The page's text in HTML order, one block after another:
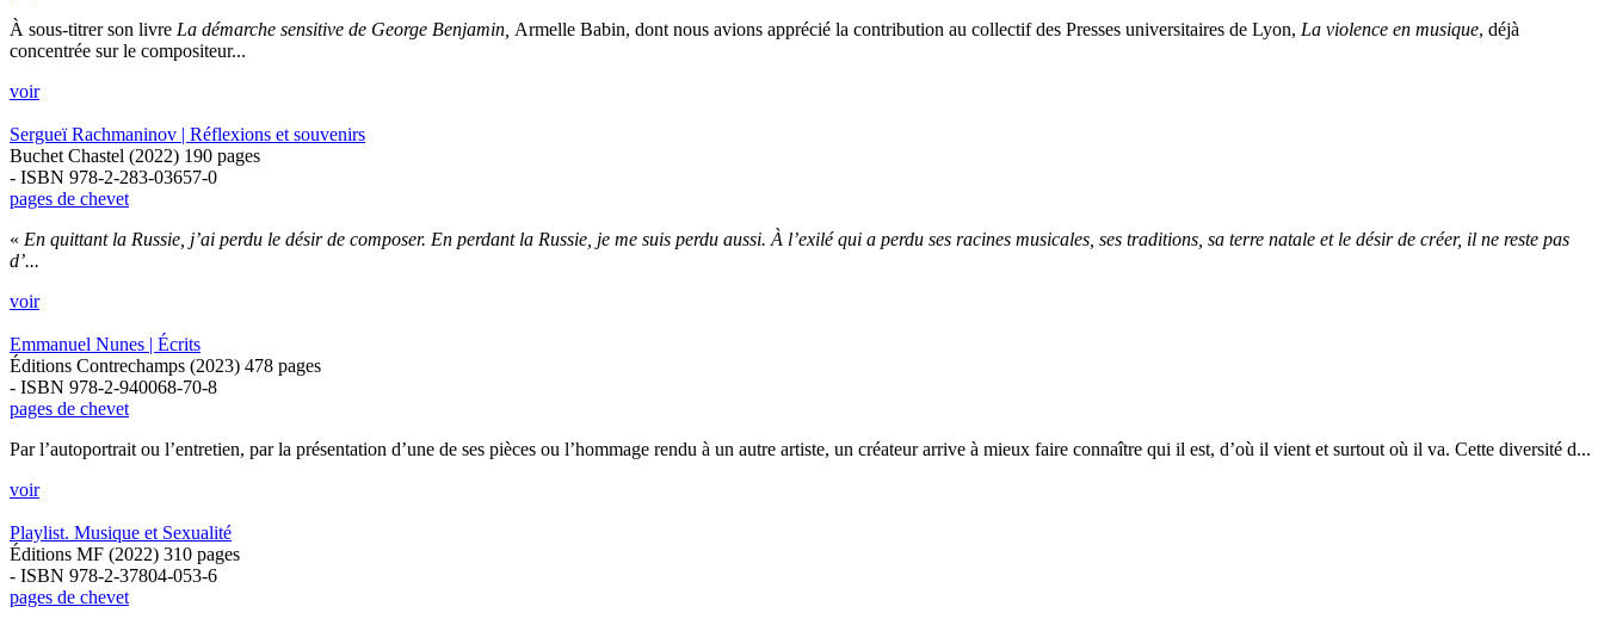
À sous-titrer son livre La démarche sensitive de George Benjamin, Armelle Babin, dont nous avions apprécié la contribution au collectif des Presses universitaires de Lyon, La violence en musique, déjà
concentrée sur le compositeur...
voir
Sergueï Rachmaninov | Réflexions et souvenirs
Buchet Chastel (2022) 190 pages
- ISBN 978-2-283-03657-0
pages de chevet
« En quittant la Russie, j’ai perdu le désir de composer. En perdant la Russie, je me suis perdu aussi. À l’exilé qui a perdu ses racines musicales, ses traditions, sa terre natale et le désir de créer, il ne reste pas
d’...
voir
Emmanuel Nunes | Écrits
Éditions Contrechamps (2023) 478 pages
- ISBN 978-2-940068-70-8
pages de chevet
Par l’autoportrait ou l’entretien, par la présentation d’une de ses pièces ou l’hommage rendu à un autre artiste, un créateur arrive à mieux faire connaître qui il est, d’où il vient et surtout où il va. Cette diversité d...
voir
Playlist. Musique et Sexualité
Éditions MF (2022) 310 pages
- ISBN 978-2-37804-053-6
pages de chevet